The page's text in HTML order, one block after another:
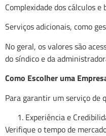
Complexidade dos cálculos
Serviços adicionais, como
No geral, os valores são
do síndico e da
Como Escolher uma
Para garantir um serviço de
Experiência e
Verifique o tempo de